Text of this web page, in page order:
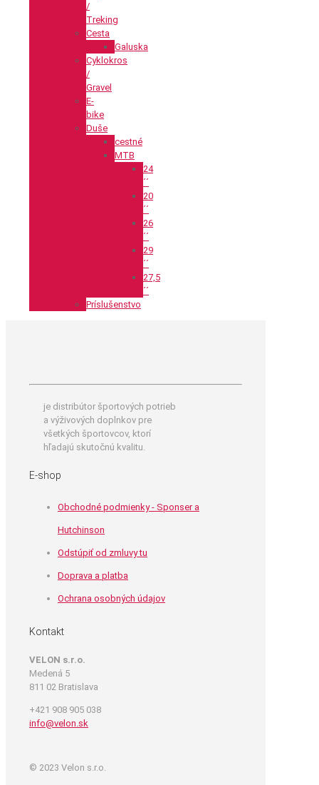
/
Treking
Cesta
Galuska
Cyklokros
/
Gravel
E-
bike
Duše
cestné
MTB
24
´´
20
´´
26
´´
29
´´
27,5
´´
Príslušenstvo
je distribútor športových potrieb
a výživových doplnkov pre
všetkých športovcov, ktorí
hľadajú skutočnú kvalitu.
E-shop
Obchodné podmienky - Sponser a
Hutchinson
Odstúpiť od zmluvy tu
Doprava a platba
Ochrana osobných údajov
Kontakt
VELON s.r.o.
Medená 5
811 02 Bratislava
+421 908 905 038
info@velon.sk
© 2023 Velon s.r.o.